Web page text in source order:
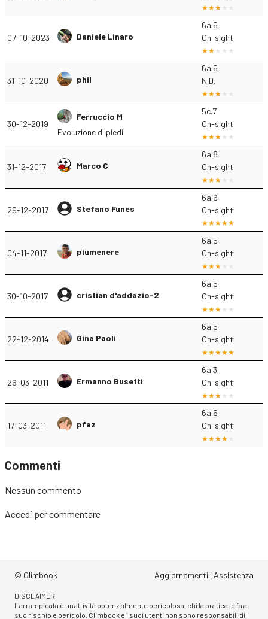
07-10-2023 Daniele Linaro
6a.5
On-sight
31-10-2020 phil
6a.5
N.D.
30-12-2019
Ferruccio M
Evoluzione di piedi
5c.7
On-sight
31-12-2017 Marco C
6a.8
On-sight
29-12-2017 Stefano Funes
6a.6
On-sight
04-11-2017 piumenere
6a.5
On-sight
30-10-2017 cristian d'addazio-2
6a.5
On-sight
22-12-2014 Gina Paoli
6a.5
On-sight
26-03-2011 Ermanno Busetti
6a.3
On-sight
17-03-2011 pfaz
6a.5
On-sight
Commenti
Nessun commento
Accedi per commentare
© Climbook Aggiornamenti | Assistenza
DISCLAIMER
L'arrampicata è un'attività potenzialmente pericolosa, chi la pratica lo fa a
suo rischio e pericolo. Climbook e i suoi utenti non sono responsabili di